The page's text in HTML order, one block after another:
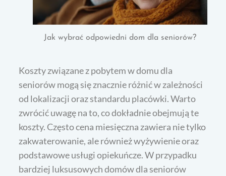
Jak wybrać odpowiedni dom dla seniorów?
Koszty związane z pobytem w domu dla
seniorów mogą się znacznie różnić w zależności
od lokalizacji oraz standardu placówki. Warto
zwrócić uwagę na to, co dokładnie obejmują te
koszty. Często cena miesięczna zawiera nie tylko
zakwaterowanie, ale również wyżywienie oraz
podstawowe usługi opiekuńcze. W przypadku
bardziej luksusowych domów dla seniorów